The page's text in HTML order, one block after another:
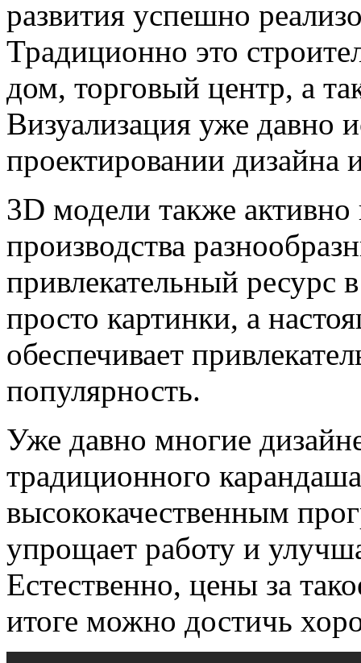
развития успешно
Традиционно это
дом, торговый центр, а
Визуализация уже давно
проектировании дизайна
3D модели также активно
производства
привлекательный ресурс
просто картинки, а
обеспечивает
популярность.
Уже давно многие
традиционного
высококачественным
упрощает работу и
Естественно, цены за
итоге можно достичь